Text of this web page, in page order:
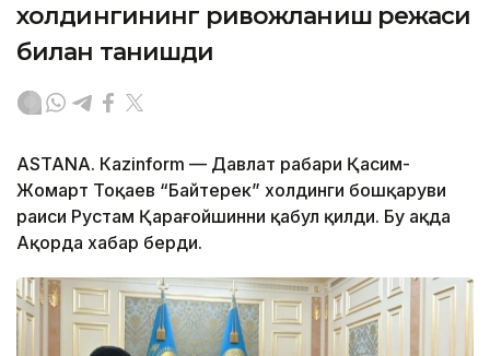
холдингининг ривожланиш режаси
билан танишди
ASTANА. Каzinform — Давлат раҳбари Қасим-
Жомарт Тоқаев “Байтерек” холдинги бошқаруви
раиси Рустам Қарағойшинни қабул қилди. Бу ҳақда
Ақорда хабар берди.